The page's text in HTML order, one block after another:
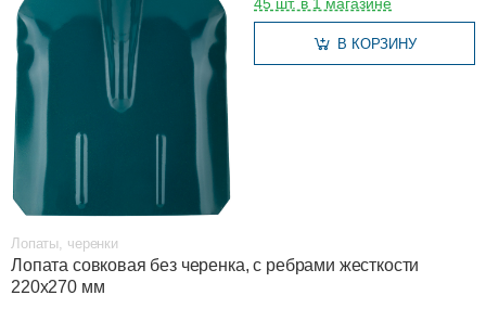
45 шт. в 1 магазине
В КОРЗИНУ
Лопаты, черенки
Лопата совковая без черенка, с ребрами жесткости
220х270 мм